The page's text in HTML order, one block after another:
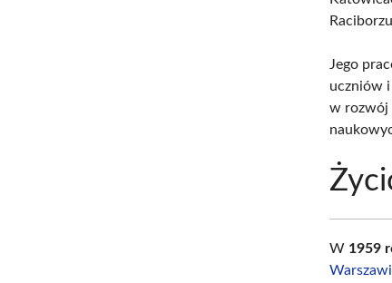
Jego
uczniów i
w rozwój
W 1959